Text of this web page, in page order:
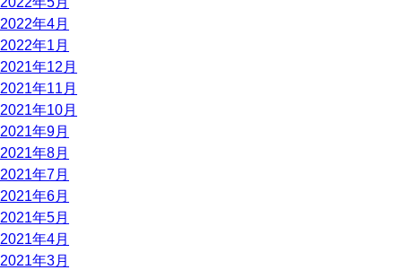
2022年4月
2022年1月
2021年12月
2021年11月
2021年10月
2021年9月
2021年8月
2021年7月
2021年6月
2021年5月
2021年4月
2021年3月